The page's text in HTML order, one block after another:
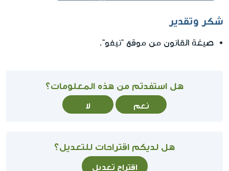
شكر وتقدير
صيغة القانون من موقع "نيفو".
هل استفدتم من هذه المعلومات؟
نعم لا
هل لديكم اقتراحات للتعديل؟
اقتراح تعديل